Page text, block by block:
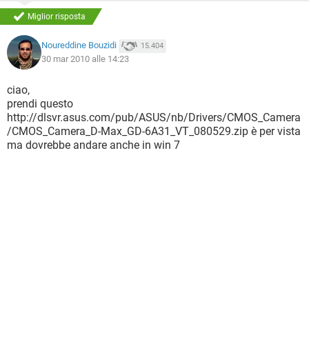
Miglior risposta
Noureddine Bouzidi 15.404
30 mar 2010 alle 14:23
ciao,
prendi questo
http://dlsvr.asus.com/pub/ASUS/nb/Drivers/CMOS_Camera
/CMOS_Camera_D-Max_GD-6A31_VT_080529.zip è per vista
ma dovrebbe andare anche in win 7